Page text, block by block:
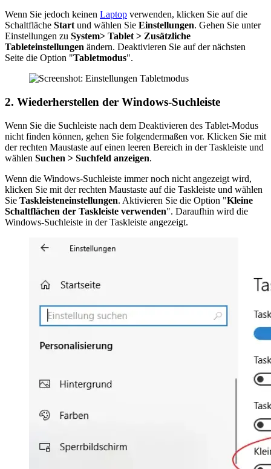
Wenn Sie jedoch keinen Laptop verwenden, klicken Sie auf die
Schaltfläche Start und wählen Sie Einstellungen. Gehen Sie unter
Einstellungen zu System> Tablet > Zusätzliche
Tableteinstellungen ändern. Deaktivieren Sie auf der nächsten
Seite die Option "Tabletmodus".
2. Wiederherstellen der Windows-Suchleiste
Wenn Sie die Suchleiste nach dem Deaktivieren des Tablet-Modus
nicht finden können, gehen Sie folgendermaßen vor. Klicken Sie mit
der rechten Maustaste auf einen leeren Bereich in der Taskleiste und
wählen Suchen > Suchfeld anzeigen.
Wenn die Windows-Suchleiste immer noch nicht angezeigt wird,
klicken Sie mit der rechten Maustaste auf die Taskleiste und wählen
Sie Taskleisteneinstellungen. Aktivieren Sie die Option "Kleine
Schaltflächen der Taskleiste verwenden". Daraufhin wird die
Windows-Suchleiste in der Taskleiste angezeigt.